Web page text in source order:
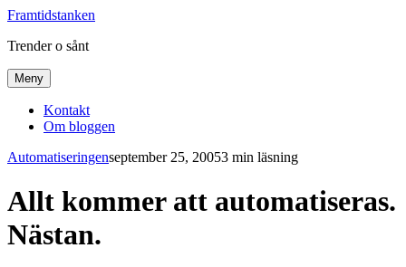
Framtidstanken
Trender o sånt
Meny
Kontakt
Om bloggen
Automatiseringenseptember 25, 20053 min läsning
Allt kommer att automatiseras.
Nästan.